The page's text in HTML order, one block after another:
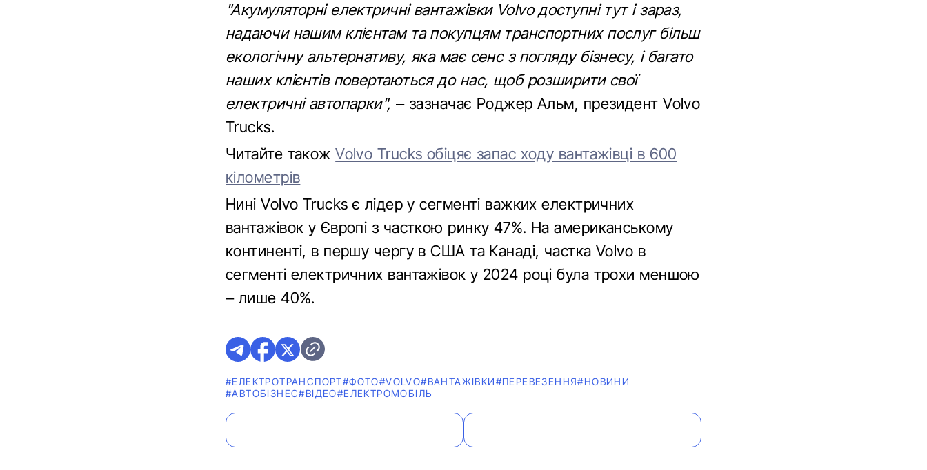
"Акумуляторні електричні вантажівки Volvo доступні тут і зараз,
надаючи нашим клієнтам та покупцям транспортних послуг більш
екологічну альтернативу, яка має сенс з погляду бізнесу, і багато
наших клієнтів повертаються до нас, щоб розширити свої
електричні автопарки",– зазначає Роджер Альм, президент Volvo
Trucks.
Читайте такожVolvo Trucks обіцяє запас ходу вантажівці в 600
кілометрів
Нині Volvo Trucks є лідер у сегменті важких електричних
вантажівок у Європі з часткою ринку 47%. На американському
континенті, в першу чергу в США та Канаді, частка Volvo в
сегменті електричних вантажівок у 2024 році була трохи меншою
– лише 40%.
#ЕЛЕКТРОТРАНСПОРТ#ФОТО#VOLVO#ВАНТАЖІВКИ#ПЕРЕВЕЗЕННЯ#НОВИНИ
#АВТОБІЗНЕС#ВІДЕО#ЕЛЕКТРОМОБІЛЬ